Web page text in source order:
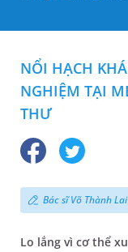
NỔI HẠCH
NGHIỆM TẠI
THƯ
Bác sĩ Võ Thành Lai
Lo lắng vì cơ thể